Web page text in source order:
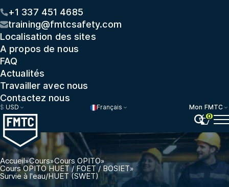
+1 337 451 4685
training@fmtcsafety.com
Localisation des sites
A propos de nous
FAQ
Actualités
Travailler avec nous
Contactez nous
$ USD Français
Mon FMTC
0
Accueil»Cours»Cours OPITO»
Cours OPITO HUET / FOET / BOSIET»
Survie à l'eau/HUET (SWET)